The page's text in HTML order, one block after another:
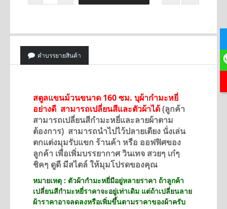
คำบรรยายสินค้า
สตูลแขนม้วนขนาด 160 ซม. บุผ้ากำมะหยี่
อย่างดี สามารถเปลี่ยนสีและตัวผ้าได้(ลูกค้า
สามารถเปลี่ยนสีกำมะหยี่และลายผ้าตาม
ต้องการ) สามารถนำไปไว้ปลายเตียง นั่งเล่น
ตกแต่งมุมรับแขก ร้านค้า หรือ ออฟฟิศของ
ลูกค้า เพื่อเพิ่มบรรยากาศ วินเทจ สวยๆ เก๋ๆ
ชิคๆ ดูดี มีสไตล์ ให้มุมโปรดของคุณ
หมายเหตุ : ตัวผ้ากำมะหยี่มีอยู่หลายราคา ถ้าลูกค้า
เปลี่ยนสีกำมะหยี่ราคาจะอยู่เท่าเดิม แต่ถ้าเปลี่ยนลาย
ผ้าราคาอาจลดลงหรือเพิ่มขึ้นตามราคาของผ้าครับ